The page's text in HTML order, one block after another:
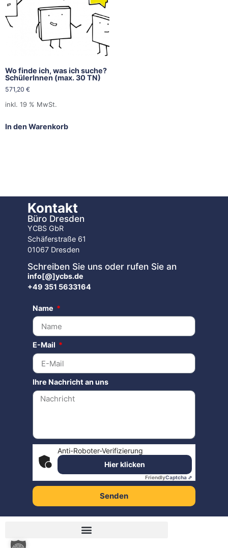
Wo finde ich, was ich suche?
SchülerInnen (max. 30 TN)
571,20 €
inkl. 19 % MwSt.
In den Warenkorb
Kontakt
Büro Dresden
YCBS GbR
Schäferstraße 61
01067 Dresden
Schreiben Sie uns oder rufen Sie an
info[@]ycbs.de
+49 351 5633164
Name
E-Mail
Ihre Nachricht an uns
Anti-Roboter-Verifizierung
Hier klicken
FriendlyCaptcha ⇗
Senden